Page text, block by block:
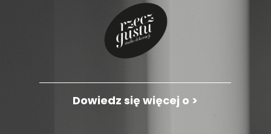
Dowiedz się więcej o >